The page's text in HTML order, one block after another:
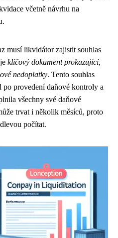
včetně návrhu na
musí likvidátor zajistit souhlas
klíčový dokument prokazující,
nedoplatky. Tento souhlas
provedení daňové kontroly a
všechny své daňové
trvat i několik měsíců, proto
počítat.